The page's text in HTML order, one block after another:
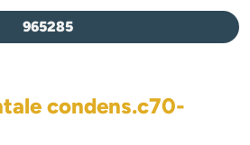
965285
condens.c70-